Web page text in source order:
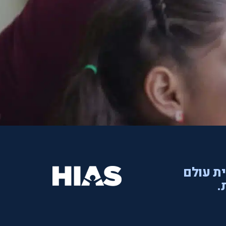
עולם